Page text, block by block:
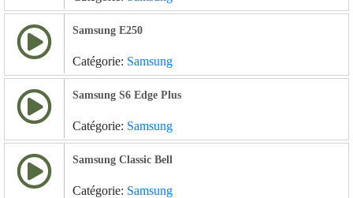
Samsung E250
Catégorie: Samsung
Samsung S6 Edge Plus
Catégorie: Samsung
Samsung Classic Bell
Catégorie: Samsung